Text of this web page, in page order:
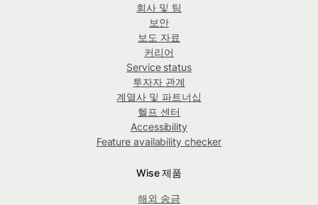
회사 및 팀
보안
보도 자료
커리어
Service status
투자자 관계
계열사 및 파트너십
헬프 센터
Accessibility
Feature availability checker
Wise 제품
해외 송금